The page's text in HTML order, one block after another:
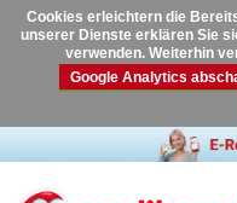
Cookies erleichtern die
unserer Dienste erklären Sie
verwenden. Weiterhin
Google Analytics